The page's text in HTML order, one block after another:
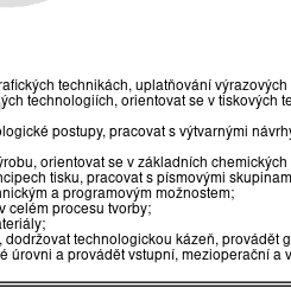
technikách, uplatňování
technologiích, orientovat se v tiskových
postupy, pracovat s výtvarnými
orientovat se v základních
tisku, pracovat s písmovými
a programovým možnostem;
celém procesu tvorby;
technologickou kázeň, provádět
a provádět vstupní, mezioperační a